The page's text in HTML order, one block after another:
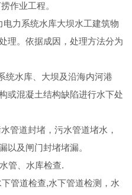
作业工程。
力系统水库大坝水工建筑物
理。依据成因，处理方法分为
统水库、大坝及沿海内河港
或混凝土结构缺陷进行水下处
管道封堵，污水管道堵水，
以及闸门封堵堵漏。
管、水库检查.
管道检查,水下管道检测，水